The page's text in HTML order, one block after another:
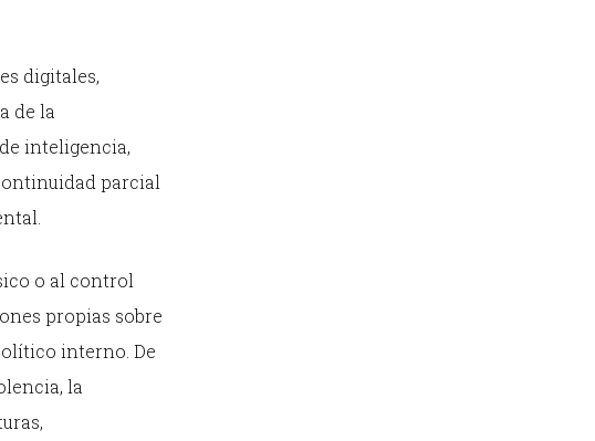
digitales,
de la
inteligencia,
parcial
o al control
propias sobre
interno. De
la